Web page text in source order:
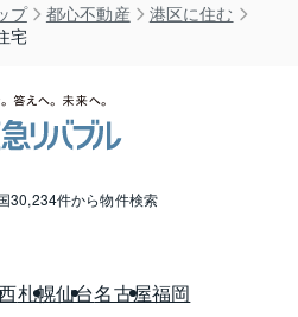
プ 都心不動産
港区に住む
宅
30,234件から物件検索
札幌仙台名古屋福岡